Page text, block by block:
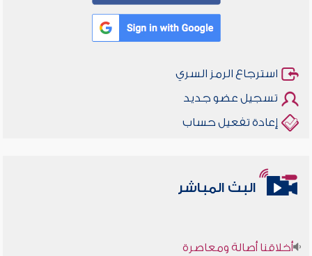
استرجاع الرمز السري
تسجيل عضو جديد
إعادة تفعيل حساب
البث المباشر
أخلاقنا أصالة ومعاصرة